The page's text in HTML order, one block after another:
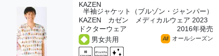
KAZEN
半袖ジャケット（ブルゾン・ジャンパー）
KAZEN カゼン メディカルウェア 2023
ドクターウェア
2016年発売
男女共用
All オールシーズン